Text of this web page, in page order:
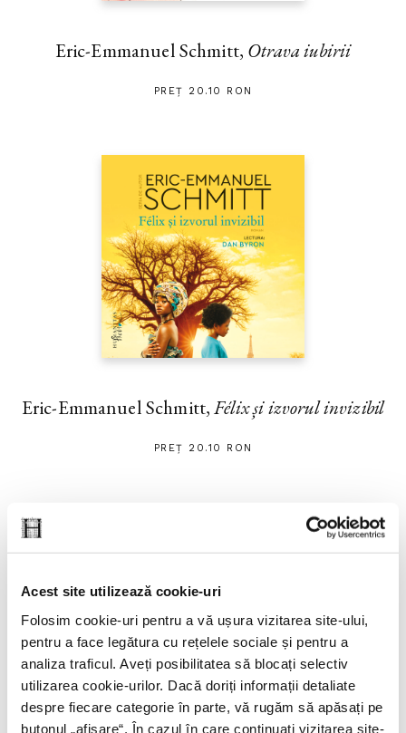
Acest site utilizează cookie-uri
Folosim cookie-uri pentru a vă ușura vizitarea site-ului,
pentru a face legătura cu rețelele sociale și pentru a
analiza traficul. Aveți posibilitatea să blocați selectiv
utilizarea cookie-urilor. Dacă doriți informații detaliate
despre fiecare categorie în parte, vă rugăm să apăsați pe
butonul „ afișare“. În cazul în care continuați vizitarea site-
Eric-Emmanuel Schmitt, Otrava iubirii
PREȚ 20.10 RON
Eric-Emmanuel Schmitt,Félix și izvorul invizibil
PREȚ 20.10 RON